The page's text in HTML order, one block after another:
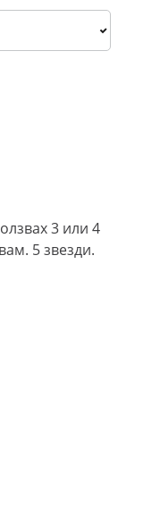
3 или 4
5 звезди.